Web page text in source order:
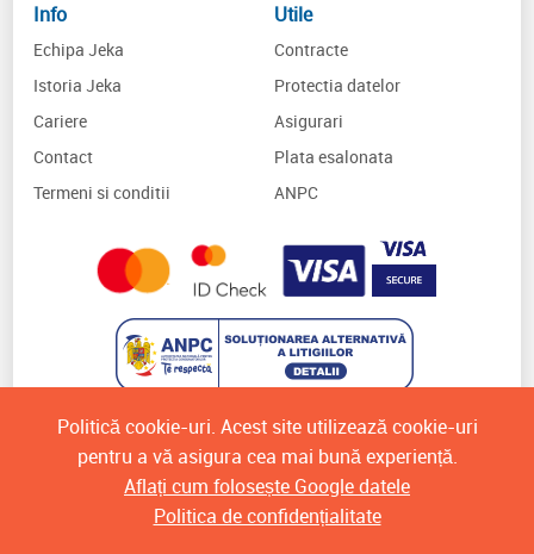
Politică cookie-uri. Acest site utilizează cookie-uri
pentru a vă asigura cea mai bună experiență.
Aflați cum folosește Google datele
Politica de confidențialitate
Info
Echipa Jeka
Istoria Jeka
Cariere
Contact
Termeni si conditii
Utile
Contracte
Protectia datelor
Asigurari
Plata esalonata
ANPC